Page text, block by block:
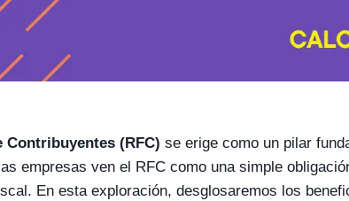
Contribuyentes (RFC) se erige como un pilar
empresas ven el RFC como una simple
En esta exploración, desglosaremos los